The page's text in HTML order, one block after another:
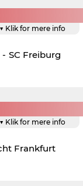
▼ Klik for mere info
- SC Freiburg
▼ Klik for mere info
Frankfurt